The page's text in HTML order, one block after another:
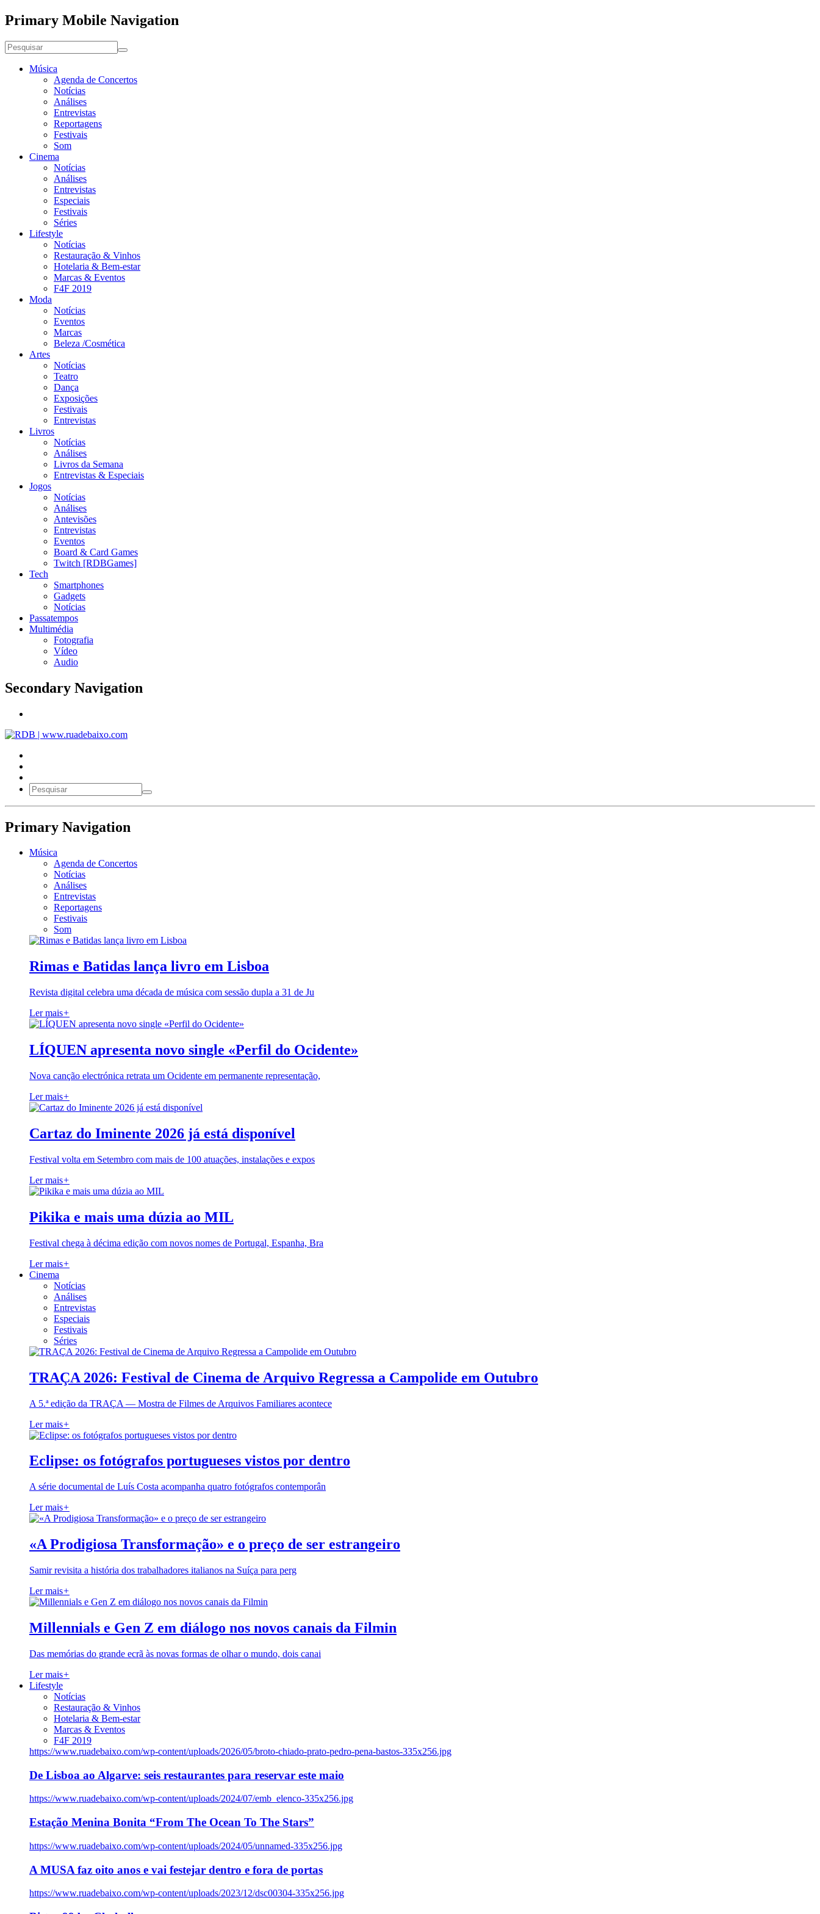
Primary Mobile Navigation
Música
Agenda de Concertos
Notícias
Análises
Entrevistas
Reportagens
Festivais
Som
Cinema
Notícias
Análises
Entrevistas
Especiais
Festivais
Séries
Lifestyle
Notícias
Restauração & Vinhos
Hotelaria & Bem-estar
Marcas & Eventos
F4F 2019
Moda
Notícias
Eventos
Marcas
Beleza /Cosmética
Artes
Notícias
Teatro
Dança
Exposições
Festivais
Entrevistas
Livros
Notícias
Análises
Livros da Semana
Entrevistas & Especiais
Jogos
Notícias
Análises
Antevisões
Entrevistas
Eventos
Board & Card Games
Twitch [RDBGames]
Tech
Smartphones
Gadgets
Notícias
Passatempos
Multimédia
Fotografia
Vídeo
Audio
Secondary Navigation
Primary Navigation
Música
Agenda de Concertos
Notícias
Análises
Entrevistas
Reportagens
Festivais
Som
Rimas e Batidas lança livro em Lisboa
Revista digital celebra uma década de música com sessão dupla a 31 de Ju
Ler mais+
LÍQUEN apresenta novo single «Perfil do Ocidente»
Nova canção electrónica retrata um Ocidente em permanente representação,
Ler mais+
Cartaz do Iminente 2026 já está disponível
Festival volta em Setembro com mais de 100 atuações, instalações e expos
Ler mais+
Pikika e mais uma dúzia ao MIL
Festival chega à décima edição com novos nomes de Portugal, Espanha, Bra
Ler mais+
Cinema
Notícias
Análises
Entrevistas
Especiais
Festivais
Séries
TRAÇA 2026: Festival de Cinema de Arquivo Regressa a Campolide em Outubro
A 5.ª edição da TRAÇA — Mostra de Filmes de Arquivos Familiares acontece
Ler mais+
Eclipse: os fotógrafos portugueses vistos por dentro
A série documental de Luís Costa acompanha quatro fotógrafos contemporân
Ler mais+
«A Prodigiosa Transformação» e o preço de ser estrangeiro
Samir revisita a história dos trabalhadores italianos na Suíça para perg
Ler mais+
Millennials e Gen Z em diálogo nos novos canais da Filmin
Das memórias do grande ecrã às novas formas de olhar o mundo, dois canai
Ler mais+
Lifestyle
Notícias
Restauração & Vinhos
Hotelaria & Bem-estar
Marcas & Eventos
F4F 2019
https://www.ruadebaixo.com/wp-content/uploads/2026/05/broto-chiado-prato-pedro-pena-bastos-335x256.jpg
De Lisboa ao Algarve: seis restaurantes para reservar este maio
https://www.ruadebaixo.com/wp-content/uploads/2024/07/emb_elenco-335x256.jpg
Estação Menina Bonita “From The Ocean To The Stars”
https://www.ruadebaixo.com/wp-content/uploads/2024/05/unnamed-335x256.jpg
A MUSA faz oito anos e vai festejar dentro e fora de portas
https://www.ruadebaixo.com/wp-content/uploads/2023/12/dsc00304-335x256.jpg